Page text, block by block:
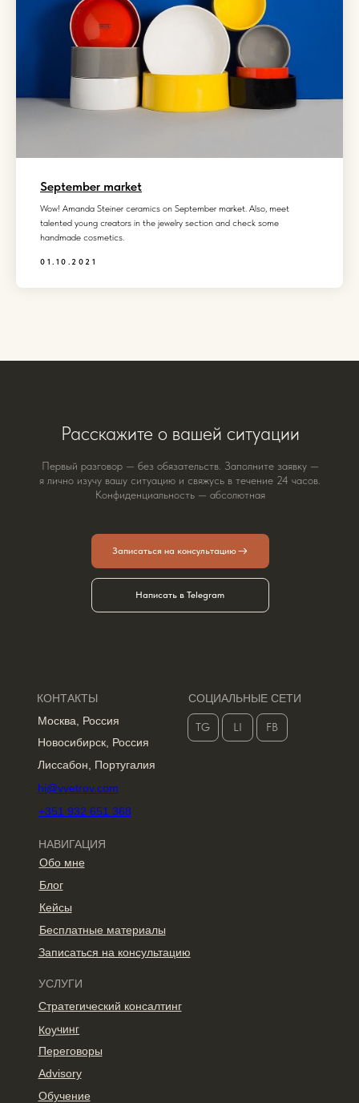
September market
Wow! Amanda Steiner ceramics on September market. Also, meet
talented young creators in the jewelry section and check some
handmade cosmetics.
01.10.2021
Первый разговор — без обязательств. Заполните заявку —
я лично изучу вашу ситуацию и свяжусь в течение 24 часов.
Конфиденциальность — абсолютная
Расскажите о вашей ситуации
Написать в Telegram
Записаться на консультацию
КОНТАКТЫ
Москва, Россия
Новосибирск, Россия
+351 932 651 368
hi@vvetrov.com
Лиссабон, Португалия
НАВИГАЦИЯ
СОЦИАЛЬНЫЕ СЕТИ
Обучение
Advisory
Переговоры
Коучинг
Стратегический консалтинг
Обо мне
УСЛУГИ
Бесплатные материалы
Кейсы
Блог
Записаться на консультацию
FB
LI
TG